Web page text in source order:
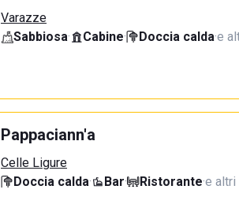
Varazze
Sabbiosa· Cabine· Doccia calda·e
Pappaciann'a
Celle Ligure
Doccia calda· Bar· Ristorante·e altri